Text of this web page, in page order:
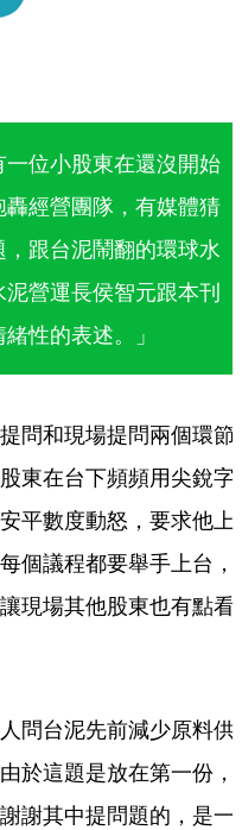
位小股東在還沒開始
經營團隊，有媒體猜
跟台泥鬧翻的環球水
營運長侯智元跟本刊
性的表述。」
問和現場提問兩個環節
東在台下頻頻用尖銳字
平數度動怒，要求他上
個議程都要舉手上台，
現場其他股東也有點看
問台泥先前減少原料供
於這題是放在第一份，
謝其中提問題的，是一